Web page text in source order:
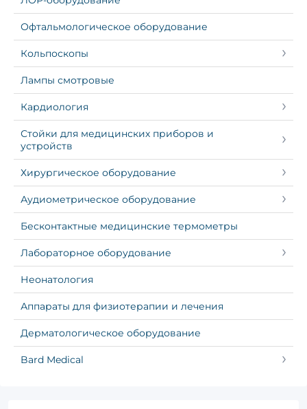
Офтальмологическое оборудование
Кольпоскопы
Лампы смотровые
Кардиология
Стойки для медицинских приборов и
устройств
Хирургическое оборудование
Аудиометрическое оборудование
Бесконтактные медицинские термометры
Лабораторное оборудование
Неонатология
Аппараты для физиотерапии и лечения
Дерматологическое оборудование
Bard Medical